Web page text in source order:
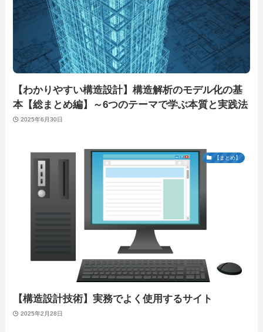
【わかりやすい構造設計】構造解析のモデル化の基
本【総まとめ編】～6つのテーマで学ぶ本質と実践法
2025年6月30日
【まとめ】
【構造設計技術】実務でよく使用するサイト
2025年2月28日